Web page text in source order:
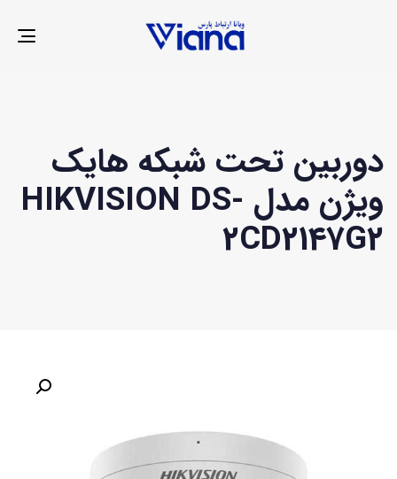
دوربین تحت شبکه هایک
ویژن مدل HIKVISION DS-
2CD2147G2